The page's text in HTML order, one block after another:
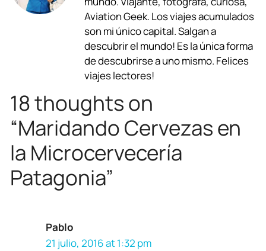
b
s
A
p
p
g
r
a
m
a
d
s
e
d
l
Aviation Geek. Los viajes acumulados
son mi único capital. Salgan a
descubrir el mundo! Es la única forma
de descubrirse a uno mismo. Felices
viajes lectores!
18 thoughts on
“Maridando Cervezas en
la Microcervecería
Patagonia”
Pablo
21 julio, 2016 at 1:32 pm